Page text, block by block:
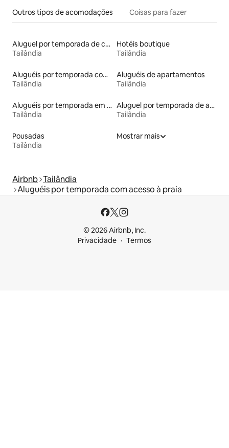
Outros tipos de acomodações Coisas para fazer
Aluguel por temporada de casas-barco
Tailândia
Hotéis boutique
Tailândia
Aluguéis por temporada com caiaque
Tailândia
Aluguéis de apartamentos
Tailândia
Aluguéis por temporada em acampamentos
Tailândia
Aluguel por temporada de apart-hotéis
Tailândia
Pousadas
Tailândia
Mostrar mais
Airbnb Tailândia
Aluguéis por temporada com acesso à praia
© 2026 Airbnb, Inc.
Privacidade
Termos